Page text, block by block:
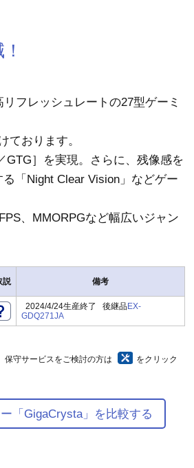
フレッシュレートの27型ゲーミ
ております。
GTG］を実現。さらに、残像感を
「Night Clear Vision」などゲー
、MMORPGなど幅広いジャン
説 備考
2024/4/24生産終了 後継品EX-
GDQ271JA
保守サービスをご検討の方は
をクリック
「GigaCrysta」を比較する